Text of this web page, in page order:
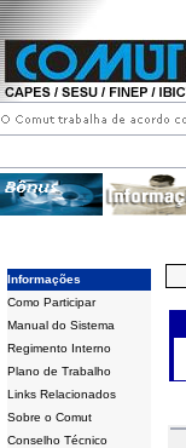
Informações
Como Participar
Manual do Sistema
Regimento Interno
Plano de Trabalho
Links Relacionados
Sobre o Comut
Conselho Técnico